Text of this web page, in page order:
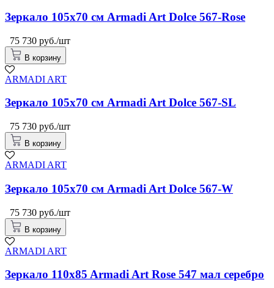
Зеркало 105x70 см Armadi Art Dolce 567-Rose
75 730 руб./шт
В корзину
ARMADI ART
Зеркало 105x70 см Armadi Art Dolce 567-SL
75 730 руб./шт
В корзину
ARMADI ART
Зеркало 105x70 см Armadi Art Dolce 567-W
75 730 руб./шт
В корзину
ARMADI ART
Зеркало 110x85 Armadi Art Rose 547 мал серебро